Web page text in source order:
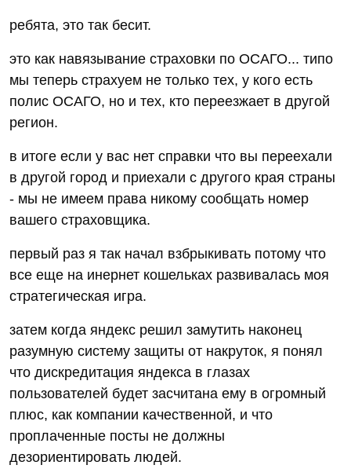
ребята, это так бесит.
это как навязывание страховки по ОСАГО... типо
мы теперь страхуем не только тех, у кого есть
полис ОСАГО, но и тех, кто переезжает в другой
регион.
в итоге если у вас нет справки что вы переехали
в другой город и приехали с другого края страны
- мы не имеем права никому сообщать номер
вашего страховщика.
первый раз я так начал взбрыкивать потому что
все еще на инернет кошельках развивалась моя
стратегическая игра.
затем когда яндекс решил замутить наконец
разумную систему защиты от накруток, я понял
что дискредитация яндекса в глазах
пользователей будет засчитана ему в огромный
плюс, как компании качественной, и что
проплаченные посты не должны
дезориентировать людей.